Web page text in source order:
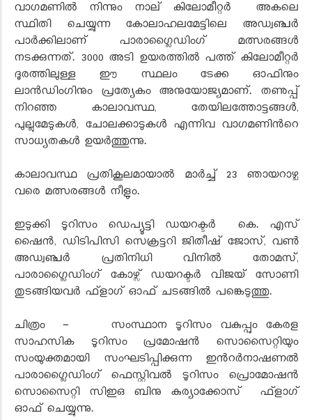
വാഗമണില്‍ നിന്നും നാല് കിലോമീറ്റർ അകലെ
സ്ഥിതി ചെയ്യുന്ന കോലാഹലമേട്ടിലെ അഡ്വഞ്ചര്‍
പാര്‍ക്കിലാണ് പാരാഗ്ലൈഡിംഗ് മത്സരങ്ങള്‍
നടക്കുന്നത്. 3000 അടി ഉയരത്തില്‍ പത്ത് കിലോമീറ്റർ
ദൂരത്തിലുള്ള ഈ സ്ഥലം ടേക്ക ഓഫിനും
ലാന്‍ഡിംഗിനും പ്രത്യേകം അനുയോജ്യമാണ്. തണുപ്പ്
നിറഞ്ഞ കാലാവസ്ഥ, തേയിലത്തോട്ടങ്ങള്‍,
പുല്ലുമേടുകള്‍, ചോലക്കാടുകള്‍ എന്നിവ വാഗമണിന്‍റെ
സാധ്യതകള്‍ ഉയര്‍ത്തുന്നു.
കാലാവസ്ഥ പ്രതികൂലമായാൽ മാര്‍ച്ച് 23 ഞായറാഴ്ച
വരെ മത്സരങ്ങള്‍ നീളും.
ഇടുക്കി ടൂറിസം ഡെപ്യൂട്ടി ഡയറക്ടര്‍ കെ. എസ്
ഷൈന്‍, ഡിടിപിസി സെക്രട്ടറി ജിതീഷ് ജോസ്, വണ്‍
അഡ്വഞ്ചര്‍ പ്രതിനിധി വിനില്‍ തോമസ്,
പാരാഗ്ലൈഡിംഗ് കോഴ്സ് ഡയറക്ടര്‍ വിജയ് സോണി
തുടങ്ങിയവര്‍ ഫ്ളാഗ് ഓഫ് ചടങ്ങില്‍ പങ്കെടുത്തു.
ചിത്രം - സംസ്ഥാന ടൂറിസം വകുപ്പും കേരള
സാഹസിക ടൂറിസം പ്രമോഷന്‍ സൊസൈറ്റിയും
സംയുക്തമായി സംഘടിപ്പിക്കുന്ന ഇന്‍റര്‍നാഷണല്‍
പാരാഗ്ലൈഡിംഗ് ഫെസ്റ്റിവൽ ടൂറിസം പ്രൊമോഷന്‍
സൊസൈറ്റി സിഇഒ ബിനു കുര്യാക്കോസ് ഫ്ളാഗ്
ഓഫ് ചെയ്യുന്നു.